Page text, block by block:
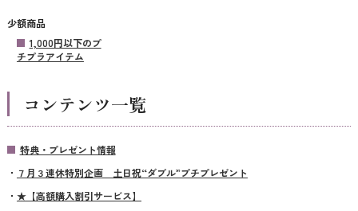
少額商品
1,000円以下のプ
チプラアイテム
コンテンツ一覧
特典・プレゼント情報
７月３連休特別企画 土日祝“ダブル”プチプレゼント
★【高額購入割引サービス】